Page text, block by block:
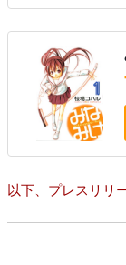
以下、プレスリリ